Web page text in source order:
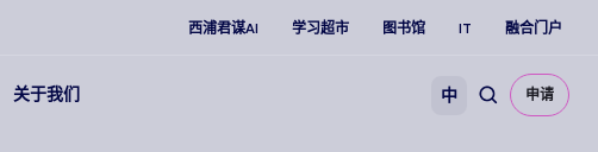
西浦君谋AI 学习超市 图书馆 IT 融合门户
关于我们 中 申请